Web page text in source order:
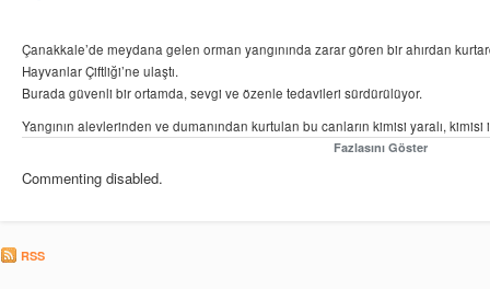
Çanakkale’de meydana gelen orman yangınında zarar gören bir ahırdan
Hayvanlar Çiftliği’ne ulaştı.
Burada güvenli bir ortamda, sevgi ve özenle tedavileri sürdürülüyor.
Yangının alevlerinden ve dumanından kurtulan bu canların kimisi yaralı, kimisi
Her birinin yeniden sağlığına kavuşması için tüm imkanlarımızı seferber
umut dolu bir adım demek.
Fazlasını Göster
Commenting disabled.
RSS